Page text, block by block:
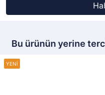
Bu ürünün yerine